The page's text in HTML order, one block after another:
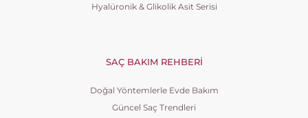
Hyalüronik & Glikolik Asit Serisi
SAÇ BAKIM REHBERI
Doğal Yöntemlerle Evde Bakım
Güncel Saç Trendleri